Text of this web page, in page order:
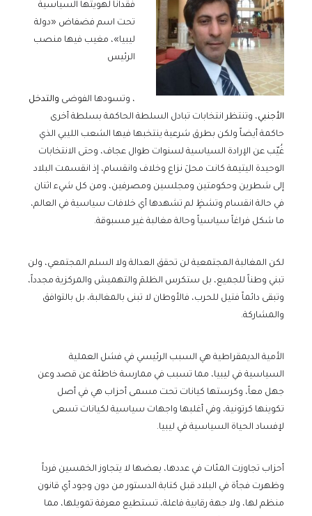
فقداناً لهويتها السياسية
تحت اسم فضفاض «دولة
ليبيا»، مغيب فيها منصب
الرئيس
، وتسودها الفوضى والتدخل
الأجنبي، وتنتظر انتخابات تبادل السلطة الحاكمة بسلطة أخرى
حاكمة أيضاً ولكن بطرق شرعية ينتخبها فيها الشعب الليبي الذي
غُيّب عن الإرادة السياسية لسنوات طوال عجاف، وحتى الانتخابات
الوحيدة اليتيمة كانت محلَ نزاع وخلاف وانقسام، إذ انقسمت البلاد
إلى شطرين وحكومتين ومجلسين ومصرفين، ومن كل شيء اثنان
في حالة انقسام وتشظٍ لم تشهدها أي خلافات سياسية في العالم،
ما شكل فراغاً سياسياً وحالة مغالبة غير مسبوقة.
لكن المغالبة المجتمعية لن تحقق العدالة ولا السلم المجتمعي، ولن
تبني وطناً للجميع، بل ستكرس الظلمَ والتهميش والمركزية مجدداً،
وتبقى دائماً فتيل للحرب، فالأوطان لا تبنى بالمغالبة، بل بالتوافق
والمشاركة.
الأمية الديمقراطية هي السبب الرئيسي في فشل العملية
السياسية في ليبيا، مما تسبب في ممارسة خاطئة عن قصد وعن
جهل معاً، وكرستها كيانات تحت مسمى أحزاب هي في أصل
تكوينها كرتونية، وفي أغلبها واجهات سياسية لكيانات تسعى
لإفساد الحياة السياسية في ليبيا.
أحزاب تجاوزت المئات في عددها، بعضها لا يتجاوز الخمسين فرداً
وظهرت فجأة في البلاد قبل كتابة الدستور من دون وجود أي قانون
منظم لها، ولا جهة رقابية فاعلة، تستطيع معرفة تمويلها، مما